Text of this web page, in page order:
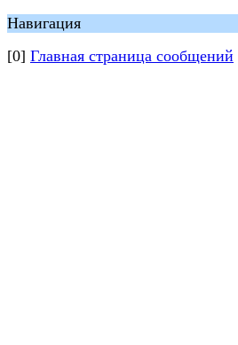
Навигация
[0] Главная страница сообщений